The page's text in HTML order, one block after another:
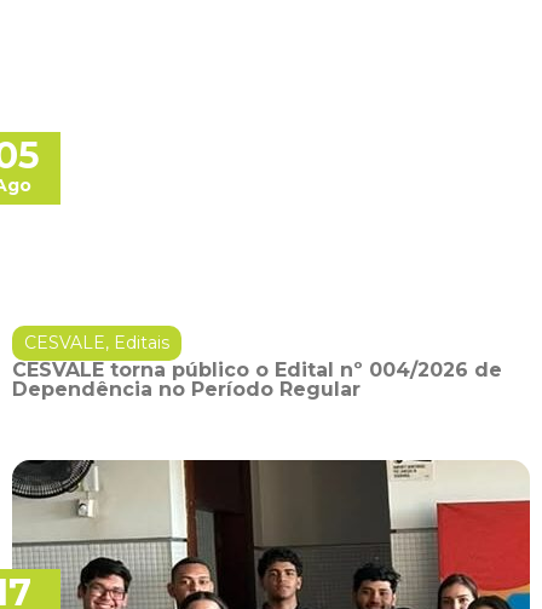
CESVALE, Editais
CESVALE torna público o Edital nº 004/2026 de
Dependência no Período Regular